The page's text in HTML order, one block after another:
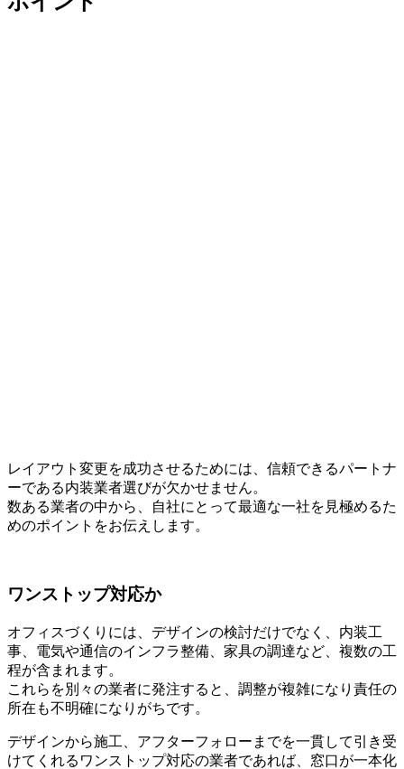
レイアウト変更を成功させるためには、信頼できるパートナ
ーである内装業者選びが欠かせません。
数ある業者の中から、自社にとって最適な一社を見極めるた
めのポイントをお伝えします。
ワンストップ対応か
オフィスづくりには、デザインの検討だけでなく、内装工
事、電気や通信のインフラ整備、家具の調達など、複数の工
程が含まれます。
これらを別々の業者に発注すると、調整が複雑になり責任の
所在も不明確になりがちです。
デザインから施工、アフターフォローまでを一貫して引き受
けてくれるワンストップ対応の業者であれば、窓口が一本化